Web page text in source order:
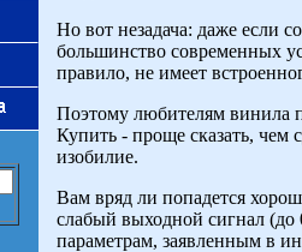
Но вот незадача: даже если
большинство современных
правило, не имеет
Поэтому любителям винила
Купить - проще сказать, чем
изобилие.
Вам вряд ли попадется
слабый выходной сигнал
параметрам, заявленным в